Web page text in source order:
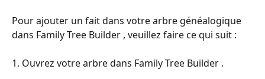
Pour ajouter un fait dans votre arbre généalogique
dans Family Tree Builder , veuillez faire ce qui suit :
​​​​​​1. Ouvrez votre arbre dans Family Tree Builder .